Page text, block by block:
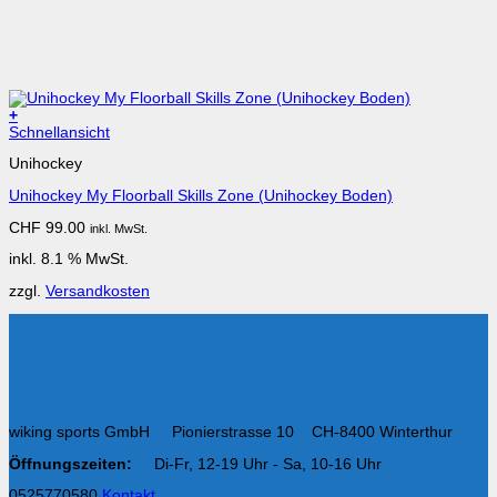
+
Schnellansicht
Unihockey
Unihockey My Floorball Skills Zone (Unihockey Boden)
CHF 99.00 inkl. MwSt.
inkl. 8.1 % MwSt.
zzgl. Versandkosten
wiking sports GmbH Pionierstrasse 10 CH-8400 Winterthur
Öffnungszeiten: Di-Fr, 12-19 Uhr - Sa, 10-16 Uhr